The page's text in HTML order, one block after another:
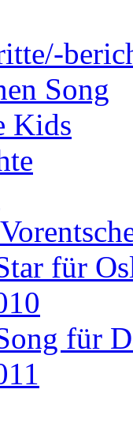
Song
Kids
für
für